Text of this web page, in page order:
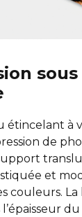
étincelant à
de
et
couleurs. La